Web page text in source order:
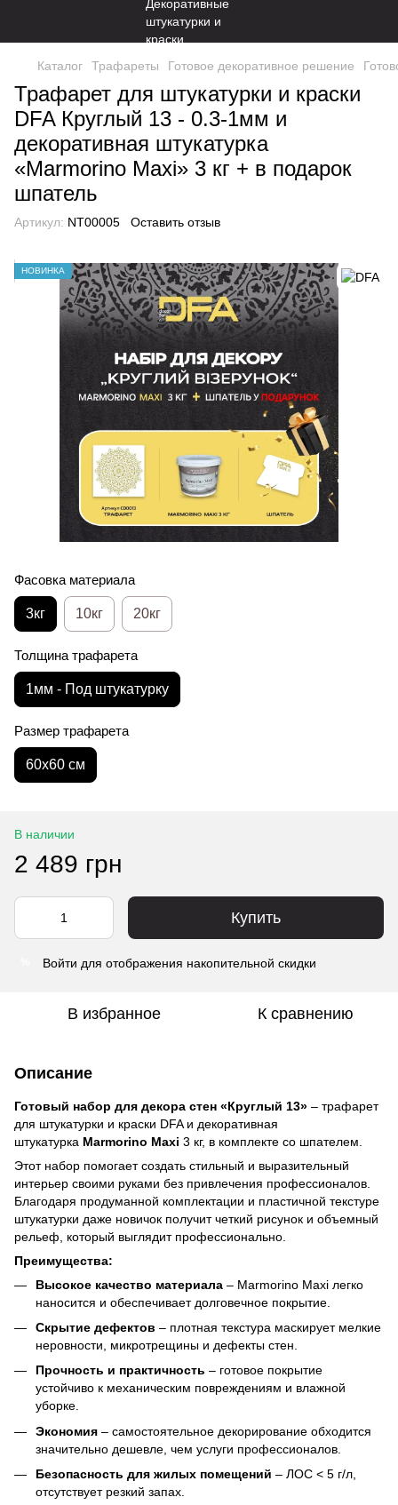
Каталог Трафареты Готовое декоративное решение
Трафарет для штукатурки и краски
DFA Круглый 13 - 0.3-1мм и
декоративная штукатурка
«Marmorino Maxi» 3 кг + в подарок
шпатель
Артикул: NT00005 Оставить отзыв
НОВИНКА
Фасовка материала
3кг 10кг 20кг
Толщина трафарета
1мм - Под штукатурку
Размер трафарета
60x60 см
В наличии
2 489 грн
Купить
Войти для отображения накопительной скидки
В избранное К сравнению
Описание
Готовый набор для декора стен «Круглый 13» – трафарет
для штукатурки и краски DFA и декоративная
штукатурка Marmorino Maxi 3 кг, в комплекте со шпателем.
Этот набор помогает создать стильный и выразительный
интерьер своими руками без привлечения профессионалов.
Благодаря продуманной комплектации и пластичной текстуре
штукатурки даже новичок получит четкий рисунок и объемный
рельеф, который выглядит профессионально.
Преимущества:
Высокое качество материала – Marmorino Maxi легко
наносится и обеспечивает долговечное покрытие.
Скрытие дефектов – плотная текстура маскирует мелкие
неровности, микротрещины и дефекты стен.
Прочность и практичность – готовое покрытие
устойчиво к механическим повреждениям и влажной
уборке.
Экономия – самостоятельное декорирование обходится
значительно дешевле, чем услуги профессионалов.
Безопасность для жилых помещений – ЛОС < 5 г/л,
отсутствует резкий запах.